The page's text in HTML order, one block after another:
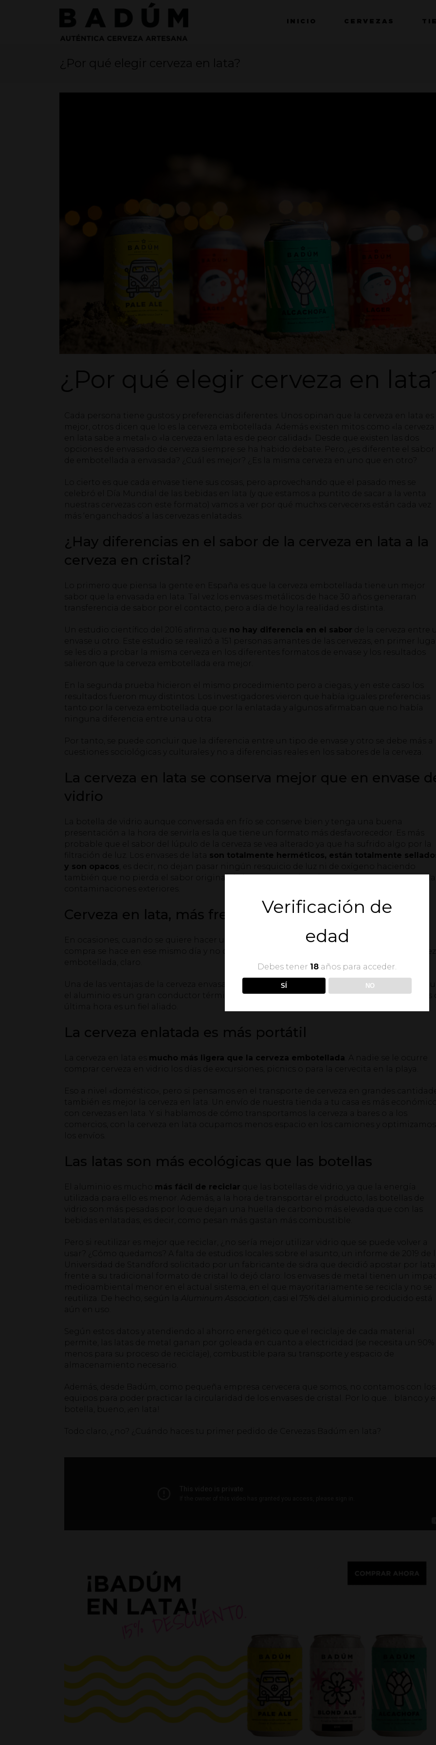
INICIO CERVEZAS
¿Por qué elegir cerveza en
Cada persona tiene gustos y preferencias diferentes. Unos opinan que la cerveza en lata es
mejor, otros dicen que lo es la cerveza embotellada. Además existen mitos como «la cerveza
en lata sabe a metal» o «la cerveza en lata es de peor calidad». Desde que existen las dos
opciones de envasado de cerveza siempre se ha habido debate. Pero, ¿es diferente el sabor
de embotellada a envasada? ¿Cuál es mejor? ¿Es la misma cerveza en uno que en otro?
Lo cierto es que cada envase tiene sus cosas, pero aprovechando que el pasado mes se
celebró el Día Mundial de las bebidas en lata (y que estamos a puntito de sacar a la venta
nuestras cervezas con este formato) vamos a ver por qué muchxs cervecerxs están cada vez
más ‘enganchados’ a las cervezas enlatadas.
¿Hay diferencias en el sabor de la cerveza en lata a la
cerveza en cristal?
Lo primero que piensa la gente en España es que la cerveza embotellada tiene un mejor
sabor que la envasada en lata. Tal vez los envases metálicos de hace 30 años generaran
transferencia de sabor por el contacto, pero a día de hoy la realidad es distinta.
Un estudio científico del 2016 afirma que no hay diferencia en el sabor de la cerveza entre
envase u otro. Este estudio se realizó a 151 personas amantes de las cervezas, en primer
se les dio a probar la misma cerveza en los diferentes formatos de envase y los resultados
salieron que la cerveza embotellada era mejor.
En la segunda prueba hicieron el mismo procedimiento pero a ciegas, y en este caso los
resultados fueron muy distintos. Los investigadores vieron que había iguales preferencias
tanto por la cerveza embotellada que por la enlatada y algunos afirmaban que no había
ninguna diferencia entre una u otra.
Por tanto, se puede concluir que la diferencia entre un tipo de envase y otro se debe más a
cuestiones sociológicas y culturales y no a diferencias reales en los sabores de la cerveza.
La cerveza en lata se conserva mejor que en envase
vidrio
La botella de vidrio aunque conversada en frío se conserve bien y tenga una buena
presentación a la hora de servirla es la que tiene un formato más desfavorecedor. Es más
probable que el sabor del lúpulo de la cerveza se vea alterado ya que ha sufrido algo por la
filtración de luz. Los envases de lata son totalmente herméticos, están totalmente
y son opacos , es decir, no dejan pasar ningún resquicio de luz ni de oxígeno haciendo
también que no pierda el sabor original de la cerveza y evitando que tenga contacto con
contaminaciones exteriores.
Cerveza en lata, más fresca más rápido
En ocasiones, cuando se quiere hacer un plan improvisado con los amigos o la familia la
compra se hace en ese mismo día y no da tiempo para tener bien fría la cerveza. Si es
embotellada, claro.
Una de las ventajas de la cerveza envasada en lata es que se enfría más rápidamente,
ya
el aluminio es un gran conductor térmico (esto se agradece en verano) y para estos apuros
última hora es un fiel aliado.
La cerveza enlatada es más portátil
La cerveza en lata es mucho más ligera que la cerveza embotellada . A nadie se le ocurre
comprar cerveza en vidrio los días de excursiones, picnics o para la cervecita en la playa.
Eso a nivel «doméstico», pero si pensamos en el transporte de cerveza en grandes
también es mejor la cerveza en lata. Un envío de nuestra tienda a tu casa es más
con cervezas en lata. Y si hablamos de cómo transportamos la cerveza a bares o a los
comercios, con la cerveza en lata ocupamos menos espacio en los camiones y optimizamos
los envíos.
Las latas son más ecológicas que las botellas
El aluminio es mucho más fácil de reciclar que las botellas de vidrio, ya que la energía
utilizada para ello es menor. Además, a la hora de transportar el producto, las botellas de
vidrio son más pesadas por lo que dejan una huella de carbono más elevada que con las
bebidas enlatadas, es decir, como pesan más gastan más combustible.
Pero si reutilizar es mejor que reciclar, ¿no sería mejor utilizar vidrio que se puede volver a
usar? ¿Cómo quedamos? A falta de estudios locales sobre el asunto, un informe de 2019 de
Universidad de Standford solicitado por un fabricante de sidra que decidió apostar por
frente a su tradicional formato de cristal lo dejó claro: los envases de metal tienen un
medioambiental menor en el actual sistema, en el que mayoritariamente se recicla y no se
reutiliza. De hecho, según la Aluminum Association
, casi el 75% del aluminio producido está
aún en uso.
Según estos datos y atendiendo al ahorro energético que el reciclaje de cada material
permite, las latas de metal ganan por goleada en cuanto a electricidad (se necesita un 90%
menos para su proceso de reciclaje), combustible para su transporte y espacio de
almacenamiento necesario.
Además, desde Badúm, como pequeña empresa cervecera que somos, no contamos con los
equipos para poder practicar la circularidad de los envases de cristal. Por lo que… blanco y
botella, bueno, ¡en lata!
Todo claro, ¿no? ¿Cuándo haces tu primer pedido de Cervezas Badúm en lata?
Verificación de
edad
Debes tener 18 años para acceder.
SÍ NO